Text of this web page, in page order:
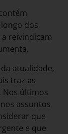
dos
reivindicam
atualidade,
traz as
Nos últimos
assuntos
que
e que